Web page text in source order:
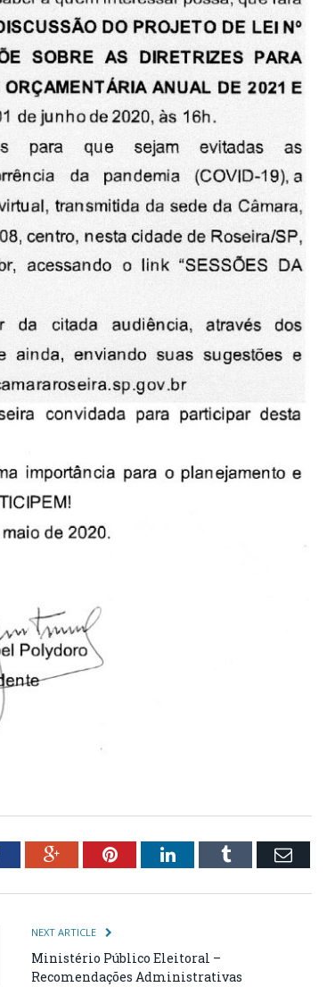
Google+PinterestLinkedInTumblr Email
NEXT ARTICLE
Ministério Público Eleitoral –
Recomendações Administrativas